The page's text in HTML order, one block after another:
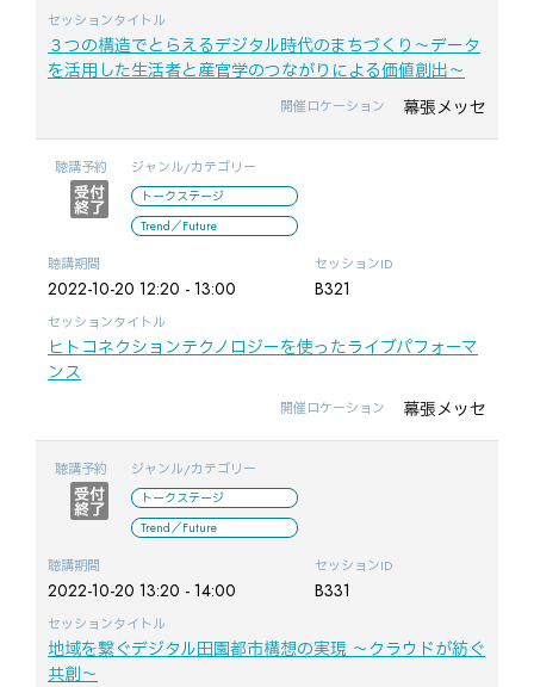
セッションタイトル
３つの構造でとらえるデジタル時代のまちづくり～データ
を活用した生活者と産官学のつながりによる価値創出～
開催ロケーション 幕張メッセ
聴講予約 ジャンル/カテゴリー
トークステージ
Trend／Future
聴講期間
2022-10-20 12:20 - 13:00
セッションID
B321
セッションタイトル
ヒトコネクションテクノロジーを使ったライブパフォーマ
ンス
開催ロケーション 幕張メッセ
聴講予約 ジャンル/カテゴリー
トークステージ
Trend／Future
聴講期間
2022-10-20 13:20 - 14:00
セッションID
B331
セッションタイトル
地域を繋ぐデジタル田園都市構想の実現 ～クラウドが紡ぐ
共創～